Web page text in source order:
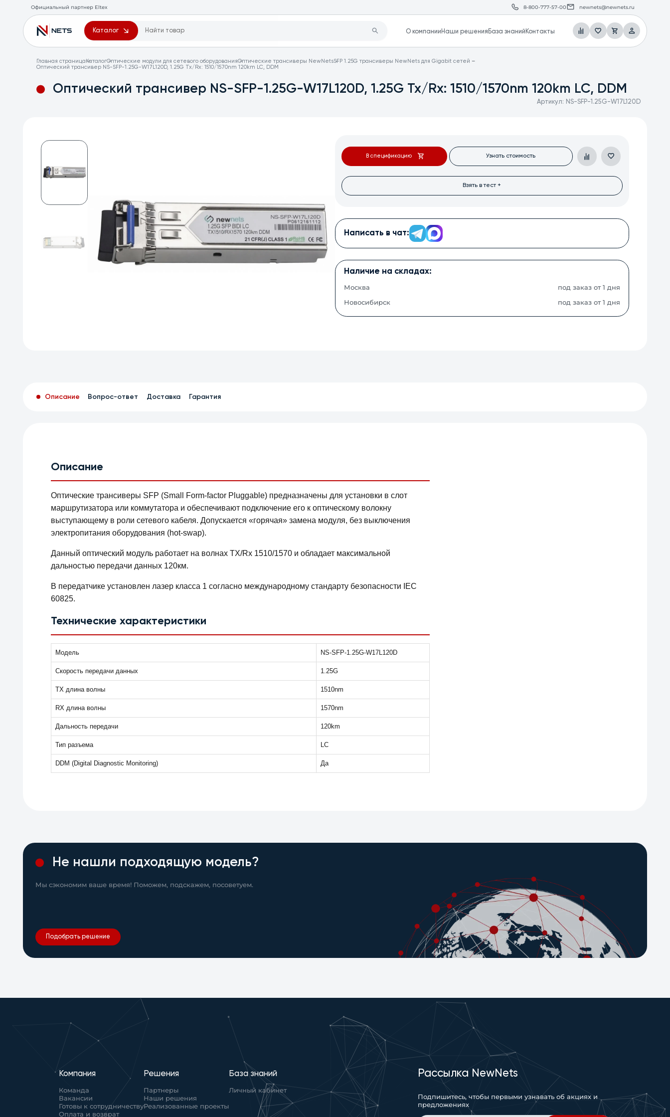
Официальный партнер Eltex 8-800-777-57-00 newnets@newnets.ru
Каталог О компании Наши решения База знаний Контакты
Главная страницаКаталогОптические модули для сетевого оборудованияОптические трансиверы NewNetsSFP 1.25G трансиверы NewNets для Gigabit сетей
Оптический трансивер NS-SFP-1.25G-W17L120D, 1.25G Tx/Rx: 1510/1570nm 120km LC, DDM
Оптический трансивер NS-SFP-1.25G-W17L120D, 1.25G Tx/Rx: 1510/1570nm 120km LC, DDM
Артикул: NS-SFP-1.25G-W17L120D
В спецификацию Узнать стоимость
Взять в тест +
Написать в чат:
Наличие на складах:
Москва
под заказ от 1 дня
Новосибирск
под заказ от 1 дня
Описание Вопрос-ответ Доставка Гарантия
Описание
Оптические трансиверы SFP (Small Form-factor Pluggable) предназначены для установки в слот
маршрутизатора или коммутатора и обеспечивают подключение его к оптическому волокну
выступающему в роли сетевого кабеля. Допускается «горячая» замена модуля, без выключения
электропитания оборудования (hot-swap).
Данный оптический модуль работает на волнах TX/Rx 1510/1570 и обладает максимальной
дальностью передачи данных 120км.
В передатчике установлен лазер класса 1 согласно международному стандарту безопасности IEC
60825.
Технические характеристики
Модель NS-SFP-1.25G-W17L120D
Скорость передачи данных 1.25G
TX длина волны 1510nm
RX длина волны 1570nm
Дальность передачи 120km
Тип разъема LC
DDM (Digital Diagnostic Monitoring) Да
Не нашли подходящую модель?
Мы сэкономим ваше время! Поможем, подскажем, посоветуем.
Подобрать решение
Компания
Команда
Вакансии
Готовы к сотрудничеству
Оплата и возврат
Решения
Партнеры
Наши решения
Реализованные проекты
База знаний
Личный кабинет
Рассылка NewNets
Подпишитесь, чтобы первыми узнавать об акциях и
предложениях